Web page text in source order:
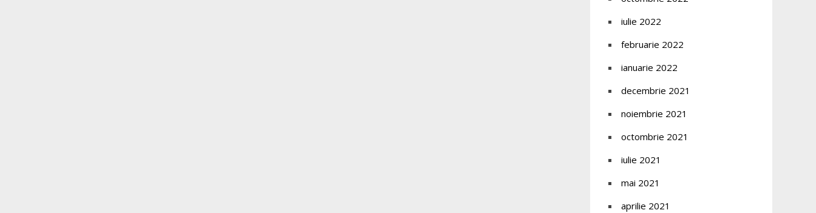
iulie 2022
februarie 2022
ianuarie 2022
decembrie 2021
noiembrie 2021
octombrie 2021
iulie 2021
mai 2021
aprilie 2021